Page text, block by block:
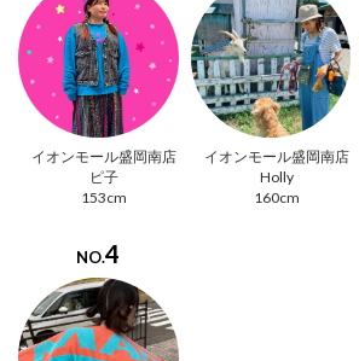
イオンモール盛岡南店
ピ子
153cm
イオンモール盛岡南店
Holly
160cm
NO.4